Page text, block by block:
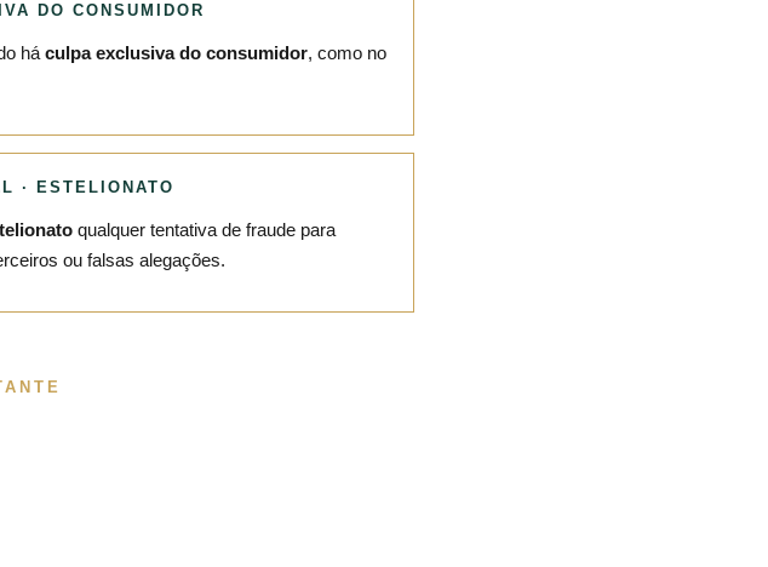
DO CONSUMIDOR
háculpa exclusiva do consumidor, como no
· ESTELIONATO
qualquer tentativa de fraude para
ou falsas alegações.